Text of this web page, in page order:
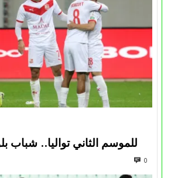
للموسم الثاني تواليا.. شباب
0